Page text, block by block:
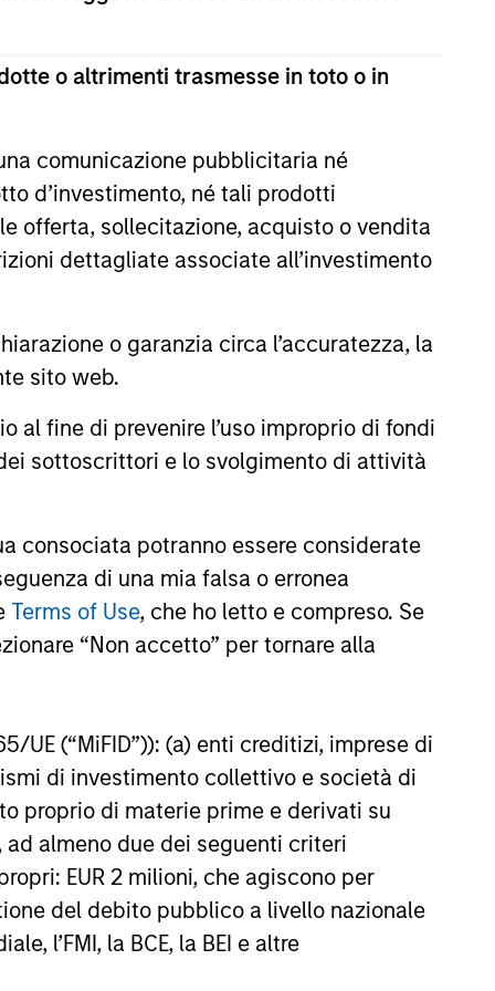
o altrimenti trasmesse in toto o in
comunicazione pubblicitaria né
d’investimento, né tali prodotti
offerta, sollecitazione, acquisto o vendita
dettagliate associate all’investimento
o garanzia circa l’accuratezza, la
sito web.
al fine di prevenire l’uso improprio di fondi
sottoscrittori e lo svolgimento di attività
consociata potranno essere considerate
di una mia falsa o erronea
Terms of Use, che ho letto e compreso. Se
“Non accetto” per tornare alla
UE (“MiFID”)): (a) enti creditizi, imprese di
di investimento collettivo e società di
proprio di materie prime e derivati su
almeno due dei seguenti criteri
EUR 2 milioni, che agiscono per
del debito pubblico a livello nazionale
l’FMI, la BCE, la BEI e altre
a capitale variabile di diritto lussemburghese.
versione del Prospetto Informativo, del documento
relazione annuale e della relazione semestrale
titolo gratuito presso la Sede legale all’indirizzo
sito web sopra indicato.
Form), mentre la sezione “Informazioni
gli investitori di Hong Kong. Copie gratuite in
statuto e delle relazioni annuali e semestrali e
Paese del SEE in cui esso è registrato per la vendita,
le commissioni e gli oneri relativi all’emissione e al
(“MSIM Ltd”).
al netto delle commissioni. I dati di performance da
investire si consiglia di valutare attentamente gli
variazione molto più elevata, sia in senso positivo
Si fa presente che non tutti i comparti sono disponibili
o disponibilità sia contraria alle leggi o ai regolamenti
1 non indica un investimento privo di rischio. Si
specifico per le classi di azioni e le avvertenze.
e polizze vita variabili, exchange-traded fund, fondi
come un’unica categoria a fini comparativi. Il rating
dell’extra rendimento mensile dei prodotti gestiti,
di prodotti vengono assegnate 5 stelle, al